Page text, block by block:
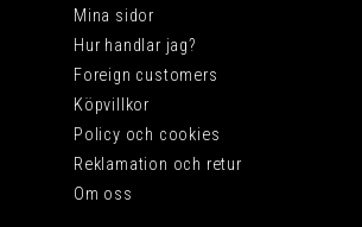
Mina sidor
Hur handlar jag?
Foreign customers
Köpvillkor
Policy och cookies
Reklamation och retur
Om oss